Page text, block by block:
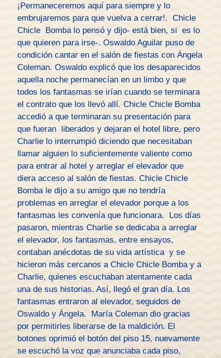
¡Permaneceremos aquí para siempre y lo
embrujaremos para que vuelva a cerrar!. Chicle
Chicle Bomba lo pensó y dijo- está bien, si es lo
que quieren para irse-. Oswaldo Aguilar puso de
condición cantar en el salón de fiestas con Ángela
Coleman. Oswaldo explicó que los desaparecidos
aquella noche permanecían en un limbo y que
todos los fantasmas se irían cuando se terminara
el contrato que los llevó allí. Chicle Chicle Bomba
accedió a que terminaran su presentación para
que fueran liberados y dejaran el hotel libre, pero
Charlie lo interrumpió diciendo que necesitaban
llamar alguien lo suficientemente valiente como
para entrar al hotel y arreglar el elevador que
diera acceso al salón de fiestas. Chicle Chicle
Bomba le dijo a su amigo que no tendría
problemas en arreglar el elevador porque a los
fantasmas les convenía que funcionara. Los días
pasaron, mientras Charlie se dedicaba a arreglar
el elevador, los fantasmas, entre ensayos,
contaban anécdotas de su vida artística y se
hicieron más cercanos a Chicle Chicle Bomba y a
Charlie, quienes escuchaban atentamente cada
una de sus historias. Así, llegó el gran día. Los
fantasmas entraron al elevador, seguidos de
Oswaldo y Ángela. María Coleman dio gracias
por permitirles liberarse de la maldición. El
botones oprimió el botón del piso 15, nuevamente
se escuchó la voz que anunciaba cada piso,